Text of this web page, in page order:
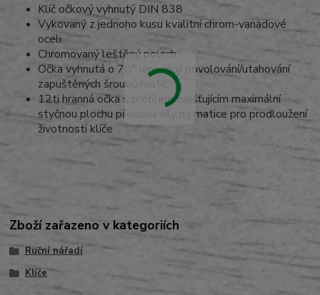
Klíč očkový vyhnutý DIN 838
Vykovaný z jednoho kusu kvalitní chrom-vanadové
oceli
Chromovaný leštěný povrch
Očka vyhnutá o 70° umožňují povolování/utahování
zapuštěných šroubů/matic
12ti hranná očka s profilem zajišťujícím maximální
styčnou plochu přenosu síly na matice pro prodloužení
životnosti klíče
Zboží zařazeno v kategoriích
Ruční nářadí
Klíče